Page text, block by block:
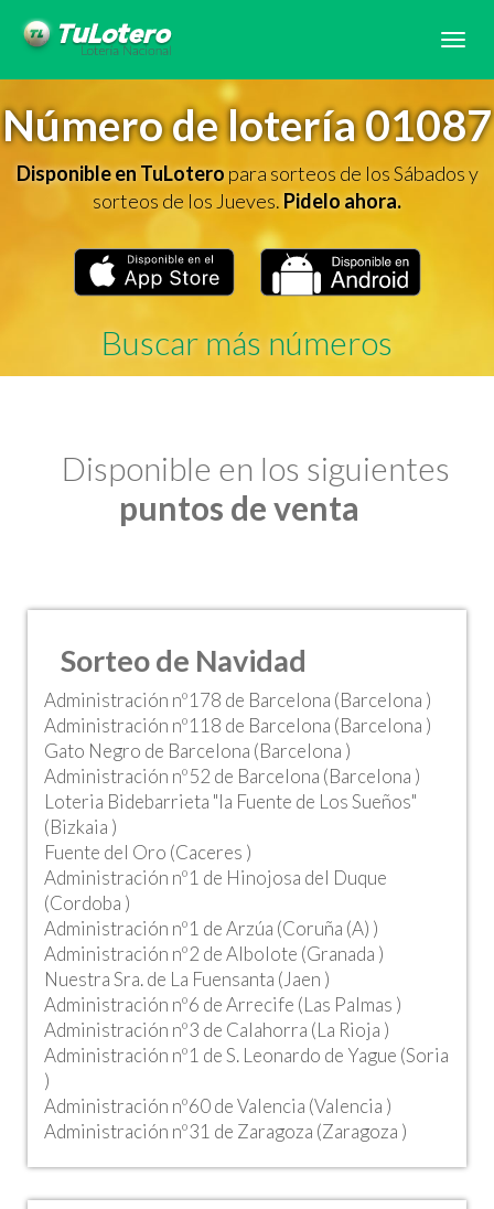
Número de lotería 01087
Disponible en TuLoteropara sorteos de los Sábados y
sorteos de los Jueves.Pidelo ahora.
Buscar más números
Disponible en los siguientes
puntos de venta
Sorteo de Navidad
Administración nº178 de Barcelona (Barcelona )
Administración nº118 de Barcelona (Barcelona )
Gato Negro de Barcelona (Barcelona )
Administración nº52 de Barcelona (Barcelona )
Loteria Bidebarrieta "la Fuente de Los Sueños"
(Bizkaia )
Fuente del Oro (Caceres )
Administración nº1 de Hinojosa del Duque
(Cordoba )
Administración nº1 de Arzúa (Coruña (A) )
Administración nº2 de Albolote (Granada )
Nuestra Sra. de La Fuensanta (Jaen )
Administración nº6 de Arrecife (Las Palmas )
Administración nº3 de Calahorra (La Rioja )
Administración nº1 de S. Leonardo de Yague (Soria
)
Administración nº60 de Valencia (Valencia )
Administración nº31 de Zaragoza (Zaragoza )